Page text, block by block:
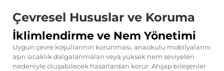
Çevresel Hususlar ve Koruma
İklimlendirme ve Nem Yönetimi
Uygun çevre koşullarının korunması, anaokulu mobilyalarını
aşırı sıcaklık dalgalanmaları veya yüksek nem seviyeleri
nedeniyle oluşabilecek hasarlardan korur. Ahşap bileşenler